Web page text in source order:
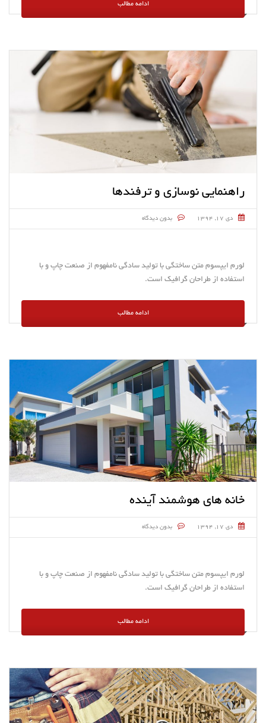
ادامه مطالب
راهنمایی نوسازی و ترفندها
دی ۱۷, ۱۳۹۴ بدون دیدگاه
لورم ایپسوم متن ساختگی با تولید سادگی نامفهوم از صنعت چاپ و با
استفاده از طراحان گرافیک است.
ادامه مطالب
خانه های هوشمند آینده
دی ۱۷, ۱۳۹۴ بدون دیدگاه
لورم ایپسوم متن ساختگی با تولید سادگی نامفهوم از صنعت چاپ و با
استفاده از طراحان گرافیک است.
ادامه مطالب